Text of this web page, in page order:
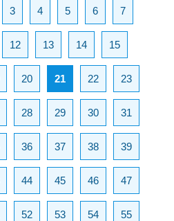
3 4 5 6 7
12 13 14 15
20 21 22 23
28 29 30 31
36 37 38 39
44 45 46 47
52 53 54 55